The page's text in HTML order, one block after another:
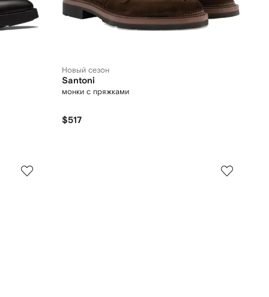
Новый сезон
Santoni
монки с пряжками
$517